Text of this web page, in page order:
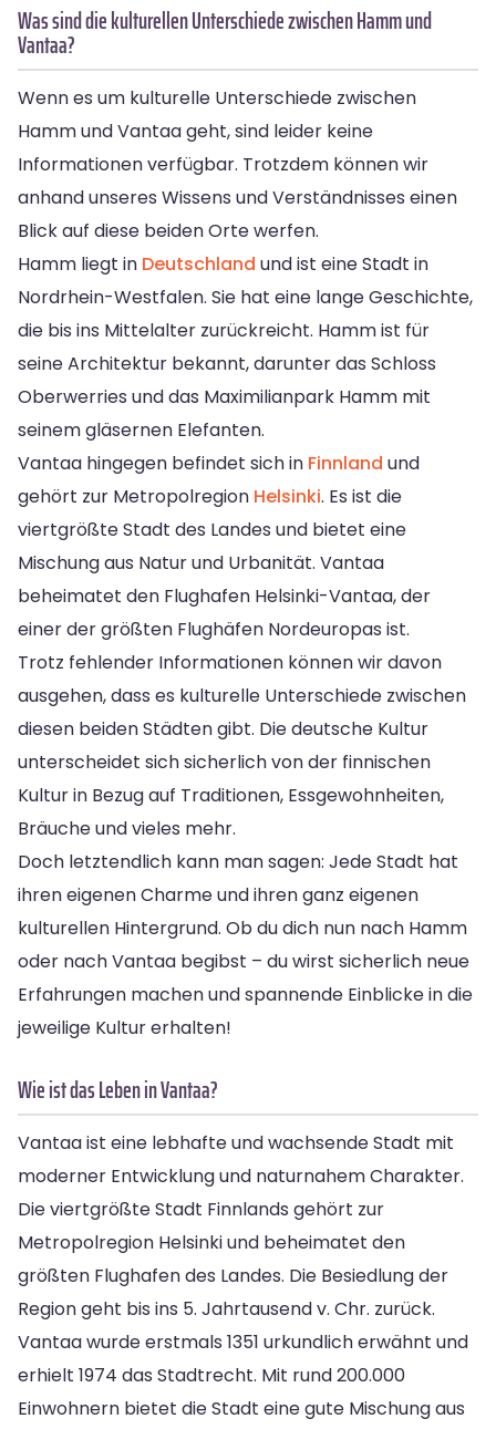
Was sind die kulturellen Unterschiede zwischen Hamm und
Vantaa?
Wenn es um kulturelle Unterschiede zwischen
Hamm und Vantaa geht, sind leider keine
Informationen verfügbar. Trotzdem können wir
anhand unseres Wissens und Verständnisses einen
Blick auf diese beiden Orte werfen.
Hamm liegt in Deutschland und ist eine Stadt in
Nordrhein-Westfalen. Sie hat eine lange Geschichte,
die bis ins Mittelalter zurückreicht. Hamm ist für
seine Architektur bekannt, darunter das Schloss
Oberwerries und das Maximilianpark Hamm mit
seinem gläsernen Elefanten.
Vantaa hingegen befindet sich in Finnland und
gehört zur Metropolregion Helsinki. Es ist die
viertgrößte Stadt des Landes und bietet eine
Mischung aus Natur und Urbanität. Vantaa
beheimatet den Flughafen Helsinki-Vantaa, der
einer der größten Flughäfen Nordeuropas ist.
Trotz fehlender Informationen können wir davon
ausgehen, dass es kulturelle Unterschiede zwischen
diesen beiden Städten gibt. Die deutsche Kultur
unterscheidet sich sicherlich von der finnischen
Kultur in Bezug auf Traditionen, Essgewohnheiten,
Bräuche und vieles mehr.
Doch letztendlich kann man sagen: Jede Stadt hat
ihren eigenen Charme und ihren ganz eigenen
kulturellen Hintergrund. Ob du dich nun nach Hamm
oder nach Vantaa begibst – du wirst sicherlich neue
Erfahrungen machen und spannende Einblicke in die
jeweilige Kultur erhalten!
Wie ist das Leben in Vantaa?
Vantaa ist eine lebhafte und wachsende Stadt mit
moderner Entwicklung und naturnahem Charakter.
Die viertgrößte Stadt Finnlands gehört zur
Metropolregion Helsinki und beheimatet den
größten Flughafen des Landes. Die Besiedlung der
Region geht bis ins 5. Jahrtausend v. Chr. zurück.
Vantaa wurde erstmals 1351 urkundlich erwähnt und
erhielt 1974 das Stadtrecht. Mit rund 200.000
Einwohnern bietet die Stadt eine gute Mischung aus